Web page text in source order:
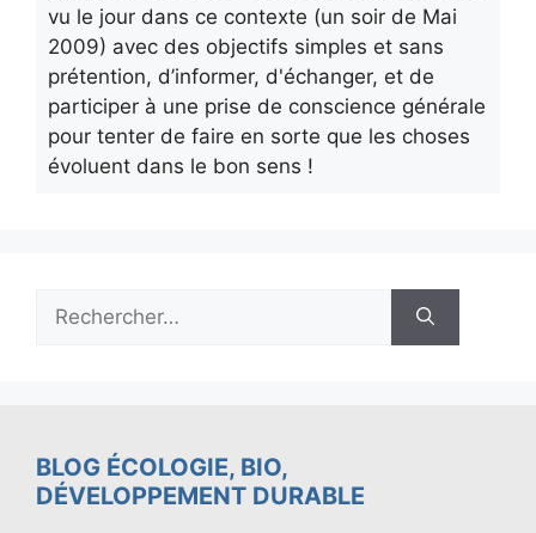
vu le jour dans ce contexte (un soir de Mai
2009) avec des objectifs simples et sans
prétention, d’informer, d'échanger, et de
participer à une prise de conscience générale
pour tenter de faire en sorte que les choses
évoluent dans le bon sens !
BLOG ÉCOLOGIE, BIO,
DÉVELOPPEMENT DURABLE